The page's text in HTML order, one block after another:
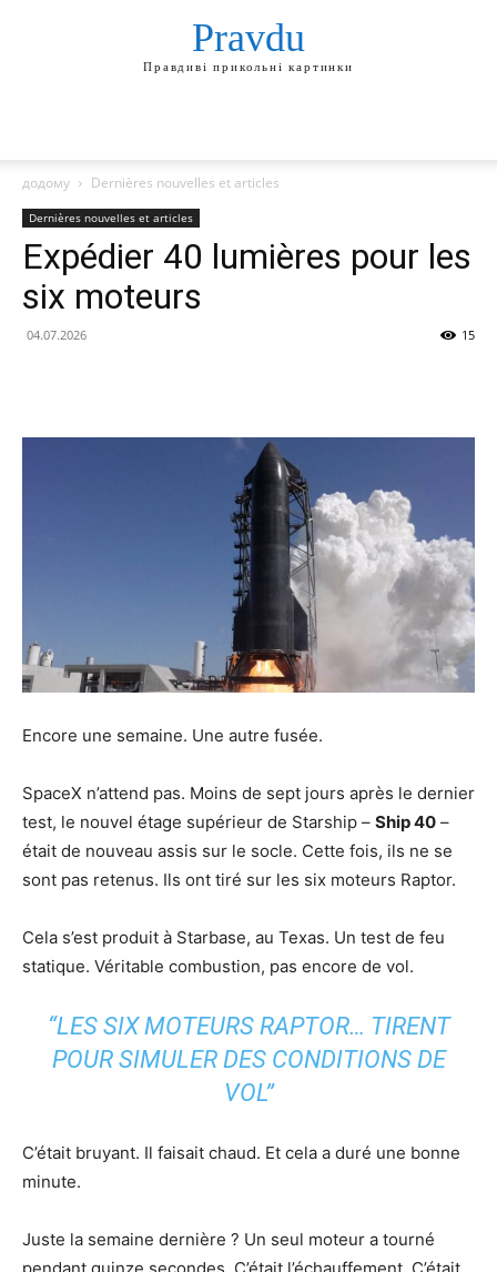
Pravdu
Правдиві прикольні картинки
додому Dernières nouvelles et articles
Dernières nouvelles et articles
Expédier 40 lumières pour les
six moteurs
04.07.2026 15
Encore une semaine. Une autre fusée.
SpaceX n’attend pas. Moins de sept jours après le dernier
test, le nouvel étage supérieur de Starship – Ship 40 –
était de nouveau assis sur le socle. Cette fois, ils ne se
sont pas retenus. Ils ont tiré sur les six moteurs Raptor.
Cela s’est produit à Starbase, au Texas. Un test de feu
statique. Véritable combustion, pas encore de vol.
“LES SIX MOTEURS RAPTOR… TIRENT
POUR SIMULER DES CONDITIONS DE
VOL”
C’était bruyant. Il faisait chaud. Et cela a duré une bonne
minute.
Juste la semaine dernière ? Un seul moteur a tourné